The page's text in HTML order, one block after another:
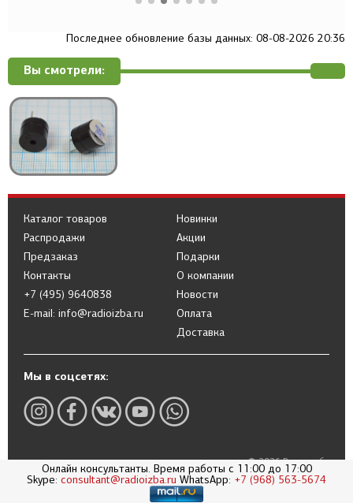
Последнее обновление базы данных: 08-08-2026 20:36
Вы смотрели:
Каталог товаров
Распродажи
Предзаказ
Новинки
Акции
Подарки
Контакты
+7 (495) 9640838
E-mail: info@radioizba.ru
О компании
Новости
Оплата
Доставка
Мы в соцсетях:
© 2026 Радиоизба
Политика в отношении обработки
персональных данных
Онлайн консультанты. Время работы с 11:00 до 17:00
Skype: consultant@radioizba.ru WhatsApp: +7 (968) 563-5674